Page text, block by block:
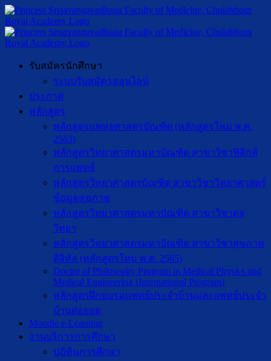
รับสมัครนักศึกษา
ระบบรับสมัครออนไลน์
ประกาศ
หลักสูตร
หลักสูตรแพทยศาสตรบัณฑิต (หลักสูตรใหม่ พ.ศ.
2563)
หลักสูตรวิทยาศาสตรมหาบัณฑิต สาขาวิชาฟิสิกส์
การแพทย์
หลักสูตรวิทยาศาสตรบัณฑิต สาขาวิชาวิทยาศาสตร์
ข้อมูลสุขภาพ
หลักสูตรวิทยาศาสตรมหาบัณฑิต สาขาวิชาตจ
วิทยา
หลักสูตรวิทยาศาสตรมหาบัณฑิต สาขาวิชาสุขภาพ
ดิจิทัล (หลักสูตรใหม่ พ.ศ. 2565)
Doctor of Philosophy Program in Medical Physics and
Medical Engineering (International Program)
หลักสูตรฝึกอบรมแพทย์ประจำบ้านและแพทย์ประจำ
บ้านต่อยอด
Moodle e-Learning
งานบริการการศึกษา
ปฎิทินการศึกษา